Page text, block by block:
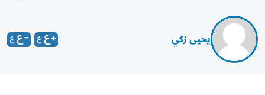
يحيى زكي